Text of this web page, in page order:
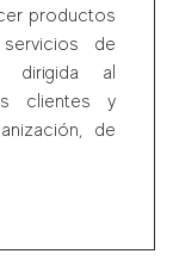
productos
de
dirigida al
clientes y
de